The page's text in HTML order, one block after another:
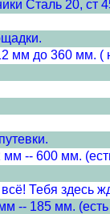
Сталь 20, ст
до 360 мм. (
-- 600 мм.
Тебя здесь
185 мм. (есть